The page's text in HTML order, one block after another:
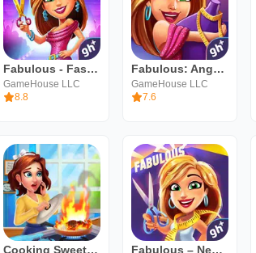
Fabulous - Fashion Fever
GameHouse LLC
8.8
Fabulous: Angela's True Colors
GameHouse LLC
7.6
Cooking Sweet: Home Design Fabulous – New York to LA